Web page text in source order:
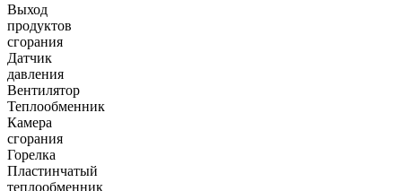
Выход
продуктов
сгорания
Датчик
давления
Вентилятор
Теплообменник
Камера
сгорания
Горелка
Пластинчатый
теплообменник